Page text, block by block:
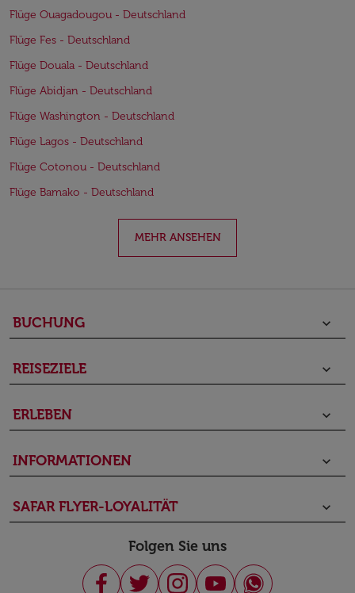
Flüge Ouagadougou - Deutschland
Flüge Fes - Deutschland
Flüge Douala - Deutschland
Flüge Abidjan - Deutschland
Flüge Washington - Deutschland
Flüge Lagos - Deutschland
Flüge Cotonou - Deutschland
Flüge Bamako - Deutschland
MEHR ANSEHEN
BUCHUNG keyboard_arrow_down
REISEZIELE keyboard_arrow_down
ERLEBEN keyboard_arrow_down
INFORMATIONEN keyboard_arrow_down
SAFAR FLYER-LOYALITÄT keyboard_arrow_down
Folgen Sie uns